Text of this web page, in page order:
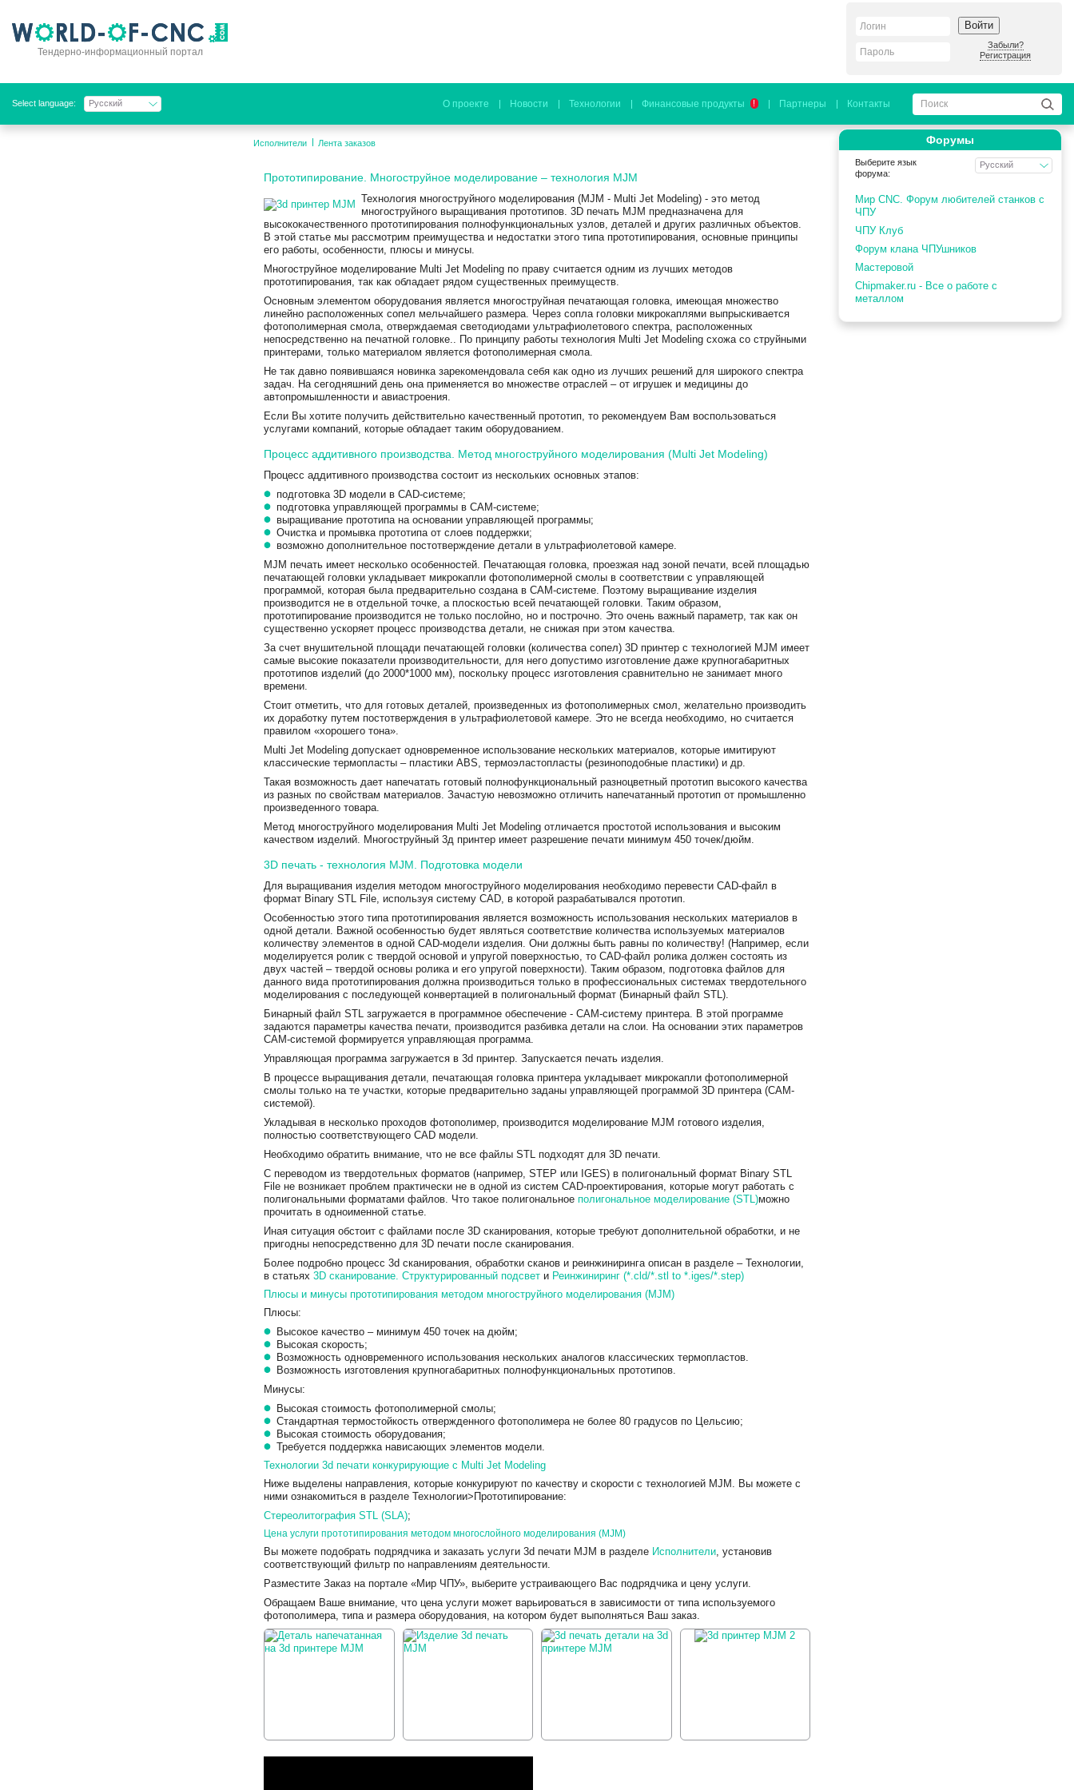
Тендерно-информационный портал
Войти
Забыли?
Регистрация
Select language: Русский О проекте Новости Технологии Финансовые продукты ! Партнеры Контакты
Исполнители Лента заказов
Прототипирование. Многоструйное моделирование – технология MJM
Технология многоструйного моделирования (MJM - Multi Jet Modeling) - это метод
многоструйного выращивания прототипов. 3D печать MJM предназначена для
высококачественного прототипирования полнофункциональных узлов, деталей и других различных объектов.
В этой статье мы рассмотрим преимущества и недостатки этого типа прототипирования, основные принципы
его работы, особенности, плюсы и минусы.
Многоструйное моделирование Multi Jet Modeling по праву считается одним из лучших методов
прототипирования, так как обладает рядом существенных преимуществ.
Основным элементом оборудования является многоструйная печатающая головка, имеющая множество
линейно расположенных сопел мельчайшего размера. Через сопла головки микрокаплями выпрыскивается
фотополимерная смола, отверждаемая светодиодами ультрафиолетового спектра, расположенных
непосредственно на печатной головке.. По принципу работы технология Multi Jet Modeling схожа со струйными
принтерами, только материалом является фотополимерная смола.
Не так давно появившаяся новинка зарекомендовала себя как одно из лучших решений для широкого спектра
задач. На сегодняшний день она применяется во множестве отраслей – от игрушек и медицины до
автопромышленности и авиастроения.
Если Вы хотите получить действительно качественный прототип, то рекомендуем Вам воспользоваться
услугами компаний, которые обладает таким оборудованием.
Процесс аддитивного производства. Метод многоструйного моделирования (Multi Jet Modeling)
Процесс аддитивного производства состоит из нескольких основных этапов:
подготовка 3D модели в CAD-системе;
подготовка управляющей программы в CAM-системе;
выращивание прототипа на основании управляющей программы;
Очистка и промывка прототипа от слоев поддержки;
возможно дополнительное постотверждение детали в ультрафиолетовой камере.
MJM печать имеет несколько особенностей. Печатающая головка, проезжая над зоной печати, всей площадью
печатающей головки укладывает микрокапли фотополимерной смолы в соответствии с управляющей
программой, которая была предварительно создана в CAM-системе. Поэтому выращивание изделия
производится не в отдельной точке, а плоскостью всей печатающей головки. Таким образом,
прототипирование производится не только послойно, но и построчно. Это очень важный параметр, так как он
существенно ускоряет процесс производства детали, не снижая при этом качества.
За счет внушительной площади печатающей головки (количества сопел) 3D принтер с технологией MJM имеет
самые высокие показатели производительности, для него допустимо изготовление даже крупногабаритных
прототипов изделий (до 2000*1000 мм), поскольку процесс изготовления сравнительно не занимает много
времени.
Стоит отметить, что для готовых деталей, произведенных из фотополимерных смол, желательно производить
их доработку путем постотверждения в ультрафиолетовой камере. Это не всегда необходимо, но считается
правилом «хорошего тона».
Multi Jet Modeling допускает одновременное использование нескольких материалов, которые имитируют
классические термопласты – пластики ABS, термоэластопласты (резиноподобные пластики) и др.
Такая возможность дает напечатать готовый полнофункциональный разноцветный прототип высокого качества
из разных по свойствам материалов. Зачастую невозможно отличить напечатанный прототип от промышленно
произведенного товара.
Метод многоструйного моделирования Multi Jet Modeling отличается простотой использования и высоким
качеством изделий. Многоструйный 3д принтер имеет разрешение печати минимум 450 точек/дюйм.
3D печать - технология MJM. Подготовка модели
Для выращивания изделия методом многоструйного моделирования необходимо перевести CAD-файл в
формат Binary STL File, используя систему CAD, в которой разрабатывался прототип.
Особенностью этого типа прототипирования является возможность использования нескольких материалов в
одной детали. Важной особенностью будет являться соответствие количества используемых материалов
количеству элементов в одной CAD-модели изделия. Они должны быть равны по количеству! (Например, если
моделируется ролик с твердой основой и упругой поверхностью, то CAD-файл ролика должен состоять из
двух частей – твердой основы ролика и его упругой поверхности). Таким образом, подготовка файлов для
данного вида прототипирования должна производиться только в профессиональных системах твердотельного
моделирования с последующей конвертацией в полигональный формат (Бинарный файл STL).
Бинарный файл STL загружается в программное обеспечение - CAM-систему принтера. В этой программе
задаются параметры качества печати, производится разбивка детали на слои. На основании этих параметров
CAM-системой формируется управляющая программа.
Управляющая программа загружается в 3d принтер. Запускается печать изделия.
В процессе выращивания детали, печатающая головка принтера укладывает микрокапли фотополимерной
смолы только на те участки, которые предварительно заданы управляющей программой 3D принтера (CAM-
системой).
Укладывая в несколько проходов фотополимер, производится моделирование MJM готового изделия,
полностью соответствующего CAD модели.
Необходимо обратить внимание, что не все файлы STL подходят для 3D печати.
С переводом из твердотельных форматов (например, STEP или IGES) в полигональный формат Binary STL
File не возникает проблем практически не в одной из систем CAD-проектирования, которые могут работать с
полигональными форматами файлов. Что такое полигональное полигональное моделирование (STL)можно
прочитать в одноименной статье.
Иная ситуация обстоит с файлами после 3D сканирования, которые требуют дополнительной обработки, и не
пригодны непосредственно для 3D печати после сканирования.
Более подробно процесс 3d сканирования, обработки сканов и реинжиниринга описан в разделе – Технологии,
в статьях 3D сканирование. Структурированный подсвет и Реинжиниринг (*.cld/*.stl to *.iges/*.step)
Плюсы и минусы прототипирования методом многоструйного моделирования (MJM)
Плюсы:
Высокое качество – минимум 450 точек на дюйм;
Высокая скорость;
Возможность одновременного использования нескольких аналогов классических термопластов.
Возможность изготовления крупногабаритных полнофункциональных прототипов.
Минусы:
Высокая стоимость фотополимерной смолы;
Стандартная термостойкость отвержденного фотополимера не более 80 градусов по Цельсию;
Высокая стоимость оборудования;
Требуется поддержка нависающих элементов модели.
Технологии 3d печати конкурирующие с Multi Jet Modeling
Ниже выделены направления, которые конкурируют по качеству и скорости с технологией MJM. Вы можете с
ними ознакомиться в разделе Технологии>Прототипирование:
Стереолитография STL (SLA);
Цена услуги прототипирования методом многослойного моделирования (MJM)
Вы можете подобрать подрядчика и заказать услуги 3d печати MJM в разделе Исполнители, установив
соответствующий фильтр по направлениям деятельности.
Разместите Заказ на портале «Мир ЧПУ», выберите устраивающего Вас подрядчика и цену услуги.
Обращаем Ваше внимание, что цена услуги может варьироваться в зависимости от типа используемого
фотополимера, типа и размера оборудования, на котором будет выполняться Ваш заказ.
Форумы
Выберите язык
форума:
Русский
Мир CNC. Форум любителей станков с
ЧПУ
ЧПУ Клуб
Форум клана ЧПУшников
Мастеровой
Chipmaker.ru - Все о работе с
металлом